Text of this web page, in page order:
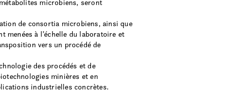
microbiens, seront
de consortia microbiens, ainsi que
menées à l’échelle du laboratoire et
vers un procédé de
des procédés et de
minières et en
industrielles concrètes.